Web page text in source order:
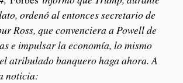
ordenó al entonces secretario de
Ross, que convenciera a Powell de
e impulsar la economía, lo mismo
atribulado banquero haga ahora. A
noticia: